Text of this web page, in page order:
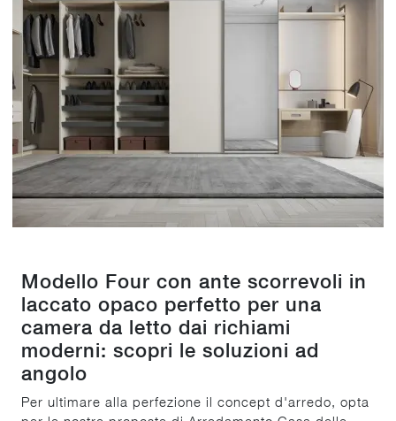
Modello Four con ante scorrevoli in
laccato opaco perfetto per una
camera da letto dai richiami
moderni: scopri le soluzioni ad
angolo
Per ultimare alla perfezione il concept d'arredo, opta